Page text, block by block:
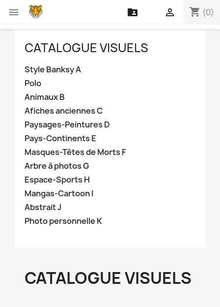
 shopping_cart (0)


CATALOGUE VISUELS
Style Banksy A
Polo
Animaux B
Afiches anciennes C
Paysages-Peintures D
Pays-Continents E
Masques-Têtes de Morts F
Arbre à photos G
Espace-Sports H
Mangas-Cartoon I
Abstrait J
Photo personnelle K
CATALOGUE VISUELS